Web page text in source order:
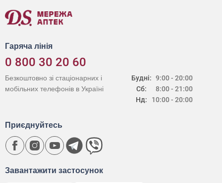
Гаряча лінія
0 800 30 20 60
Будні:
Сб:
Нд:
9:00 - 20:00
8:00 - 21:00
10:00 - 20:00
Безкоштовно зі стаціонарних і
мобільних телефонів в Україні
Завантажити застосунок
Приєднуйтесь